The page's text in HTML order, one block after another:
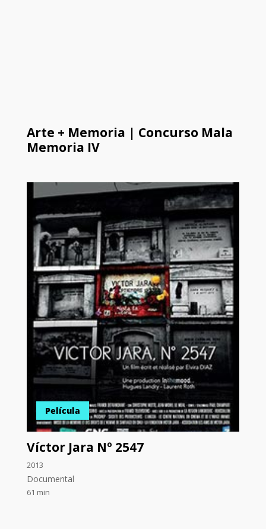
Arte + Memoria | Concurso Mala
Memoria IV
Película
Víctor Jara Nº 2547
2013
Documental
61 min